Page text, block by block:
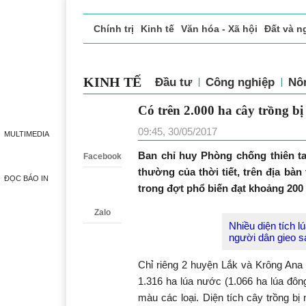
MULTIMEDIA
ĐỌC BÁO IN
Chính trị Kinh tế Văn hóa - Xã hội Đất và
KINH TẾ Đầu tư Công nghiệp
Facebook
Zalo
Có trên 2.000 ha cây
09:45, 30/05/2017
Ban chỉ huy Phòng chống thiên
thường của thời tiết, trên địa bàn
trong đợt phổ biến đạt khoảng
Nhiều diện tích
người dân gieo
Chỉ riêng 2 huyện Lắk và Krông
1.316 ha lúa nước (1.066 ha lúa
màu các loại. Diện tích cây trồng bị